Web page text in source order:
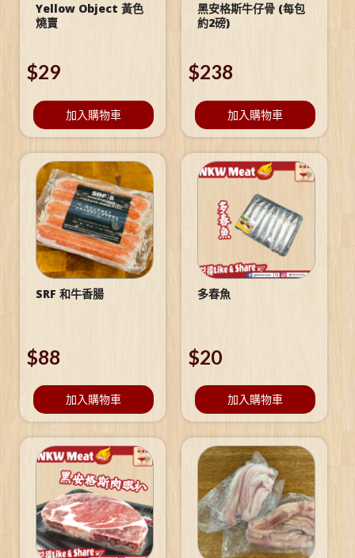
Yellow Object 黃色
燒賣
$29
加入購物車
黑安格斯牛仔骨 (每包
約2磅)
$238
加入購物車
SRF 和牛香腸
$88
加入購物車
多春魚
$20
加入購物車